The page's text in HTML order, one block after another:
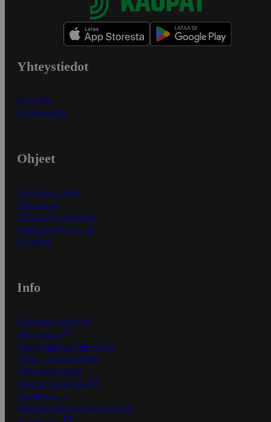
Yhteystiedot
Myymälät
Asiakaspalvelu
Ohjeet
Ensitilaajan ohjeet
Näin maksat
Näin tilaat ja muokkaat
Kaikki ohjeet ja vinkit
In English
Info
S-Business yrityksille
Oiva-raportit
Osuuskauppojen yhteystiedot
Tilaus- ja toimitusehdot
Tietosuojakäytäntö
Palvelun käyttöehdot
Saavutettavuus
Mobiilisovelluksen saavutettavuus